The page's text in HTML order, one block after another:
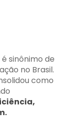
sinônimo de
no Brasil.
como